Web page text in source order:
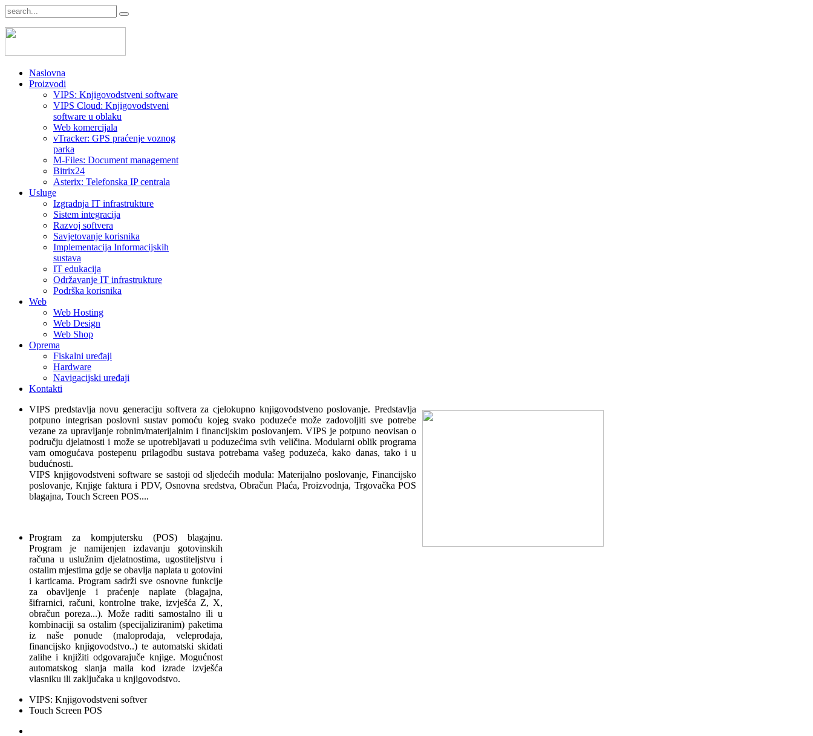
Naslovna
Proizvodi
VIPS: Knjigovodstveni software
VIPS Cloud: Knjigovodstveni
software u oblaku
Web komercijala
vTracker: GPS praćenje voznog
parka
M-Files: Document management
Bitrix24
Asterix: Telefonska IP centrala
Usluge
Izgradnja IT infrastrukture
Sistem integracija
Razvoj softvera
Savjetovanje korisnika
Implementacija Informacijskih
sustava
IT edukacija
Održavanje IT infrastrukture
Podrška korisnika
Web
Web Hosting
Web Design
Web Shop
Oprema
Fiskalni uređaji
Hardware
Navigacijski uređaji
Kontakti
VIPS predstavlja novu generaciju softvera za cjelokupno knjigovodstveno poslovanje. Predstavlja
potpuno integrisan poslovni sustav pomoću kojeg svako poduzeće može zadovoljiti sve potrebe
vezane za upravljanje robnim/materijalnim i financijskim poslovanjem. VIPS je potpuno neovisan o
području djelatnosti i može se upotrebljavati u poduzećima svih veličina. Modularni oblik programa
vam omogućava postepenu prilagodbu sustava potrebama vašeg poduzeća, kako danas, tako i u
budućnosti.
VIPS knjigovodstveni software se sastoji od sljedećih modula: Materijalno poslovanje, Financijsko
poslovanje, Knjige faktura i PDV, Osnovna sredstva, Obračun Plaća, Proizvodnja, Trgovačka POS
blagajna, Touch Screen POS....
Program za kompjutersku (POS) blagajnu.
Program je namijenjen izdavanju gotovinskih
računa u uslužnim djelatnostima, ugostiteljstvu i
ostalim mjestima gdje se obavlja naplata u gotovini
i karticama. Program sadrži sve osnovne funkcije
za obavljenje i praćenje naplate (blagajna,
šifrarnici, računi, kontrolne trake, izvješća Z, X,
obračun poreza...). Može raditi samostalno ili u
kombinaciji sa ostalim (specijaliziranim) paketima
iz naše ponude (maloprodaja, veleprodaja,
financijsko knjigovodstvo..) te automatski skidati
zalihe i knjižiti odgovarajuče knjige. Mogućnost
automatskog slanja maila kod izrade izvješća
vlasniku ili zaključaka u knjigovodstvo.
VIPS: Knjigovodstveni softver
Touch Screen POS